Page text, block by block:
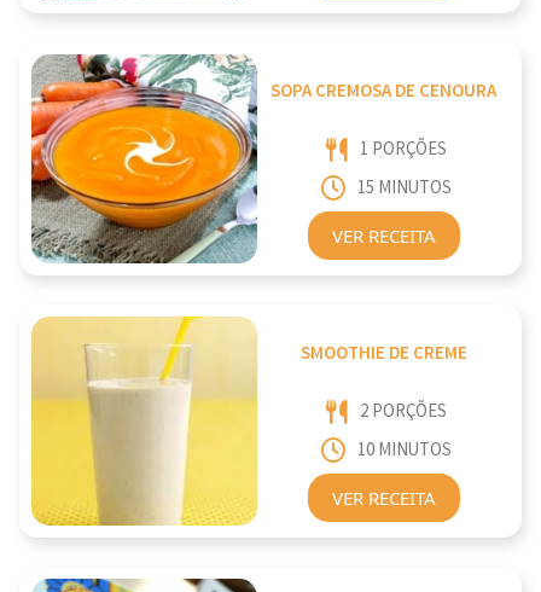
SOPA CREMOSA DE CENOURA
1 PORÇÕES
15 MINUTOS
VER RECEITA
SMOOTHIE DE CREME
2 PORÇÕES
10 MINUTOS
VER RECEITA